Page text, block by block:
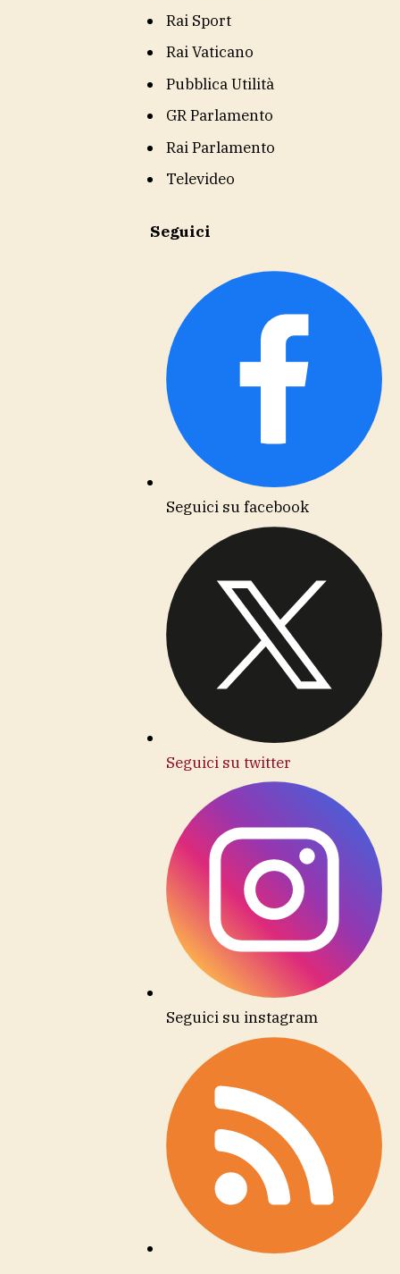
Rai Sport
Rai Vaticano
Pubblica Utilità
GR Parlamento
Rai Parlamento
Televideo
Seguici
Seguici su facebook
Seguici su twitter
Seguici su instagram